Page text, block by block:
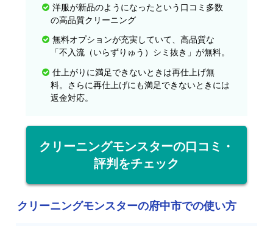
洋服が新品のようになったという口コミ多数
の高品質クリーニング
無料オプションが充実していて、高品質な
「不入流（いらずりゅう）シミ抜き」が無料。
仕上がりに満足できないときは再仕上げ無
料。さらに再仕上げにも満足できないときには
返金対応。
クリーニングモンスターの口コミ・
評判をチェック
クリーニングモンスターの府中市での使い方